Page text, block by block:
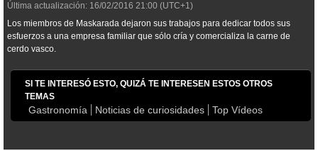
Última actualización: 16/02/2016 21:00 (UTC+1)
Los miembros de Maskarada dejaron sus trabajos para dedicar todos sus
esfuerzos a una empresa familiar que sólo cría y comercializa la carne de
cerdo vasco.
SI TE INTERESÓ ESTO, QUIZÁ TE INTERESEN ESTOS OTROS
TEMAS
Gastronomía Noticias de curiosidades Top Vídeos